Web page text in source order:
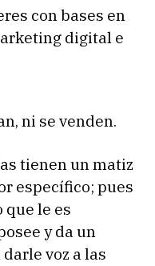
con bases en
digital e
ni se venden.
tienen un matiz
específico; pues
que le es
y da un
voz a las